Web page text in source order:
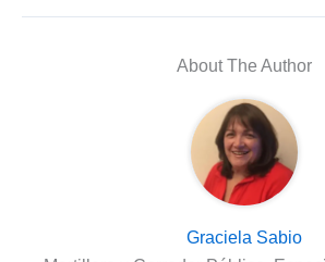
About The Author
Graciela Sabio